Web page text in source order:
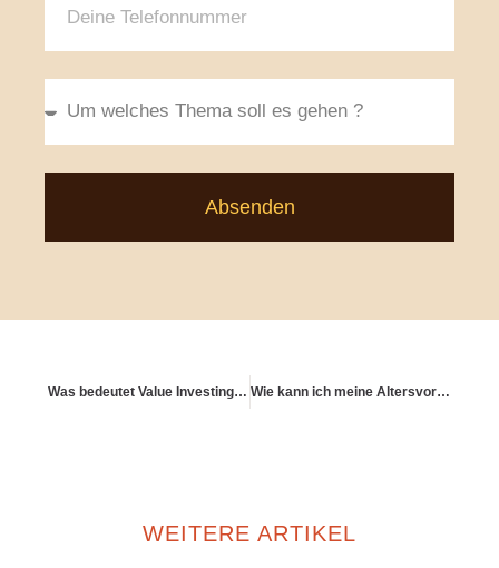
Absenden
Was bedeutet Value Investing – im Sinne langfristiger Vorsorge? Wie kann ich meine Altersvorsorge mit dem Partner gemeinsam planen?
WEITERE ARTIKEL